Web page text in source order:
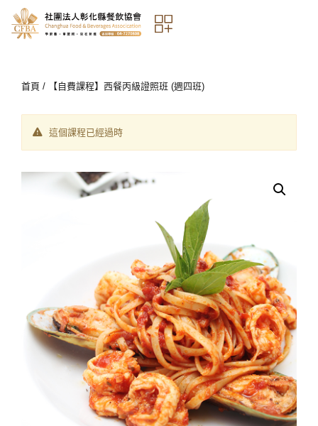
首頁 / 【自費課程】西餐丙級證照班 (週四班)
這個課程已經過時